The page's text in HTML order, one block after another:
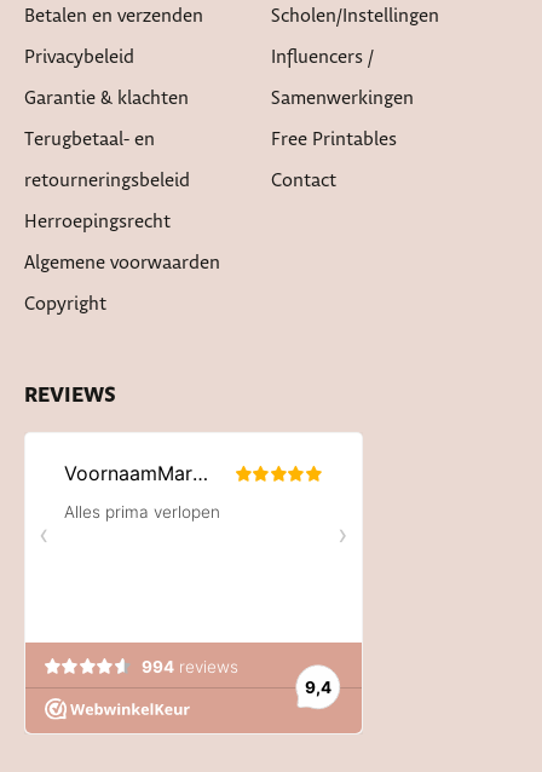
Betalen en verzenden
Privacybeleid
Garantie & klachten
Terugbetaal- en
retourneringsbeleid
Herroepingsrecht
Algemene voorwaarden
Copyright
Scholen/instellingen
Influencers /
Samenwerkingen
Free Printables
Contact
REVIEWS